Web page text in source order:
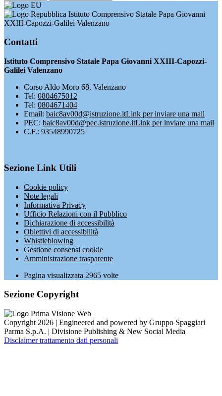
Istituto Comprensivo Statale Papa Giovanni
XXIII-Capozzi-Galilei Valenzano
Contatti
Istituto Comprensivo Statale Papa Giovanni XXIII-Capozzi-
Galilei Valenzano
Corso Aldo Moro 68, Valenzano
Tel: 0804675012
Tel: 0804671404
Email: baic8av00d@istruzione.itLink per inviare una mail
PEC: baic8av00d@pec.istruzione.itLink per inviare una mail
C.F.: 93548990725
Sezione Link Utili
Cookie policy
Note legali
Informativa Privacy
Ufficio Relazioni con il Pubblico
Dichiarazione di accessibilità
Obiettivi di accessibilità
Whistleblowing
Gestione consensi cookie
Amministrazione trasparente
Pagina visualizzata 2965 volte
Sezione Copyright
Copyright 2026 | Engineered and powered by Gruppo Spaggiari
Parma S.p.A. | Divisione Publishing & New Social Media
Disclaimer trattamento dati personali